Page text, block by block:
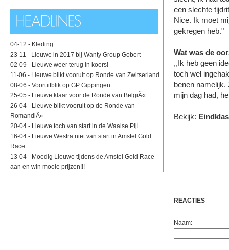
04-12 - Kleding
23-11 - Lieuwe in 2017 bij Wanty Group Gobert
02-09 - Lieuwe weer terug in koers!
11-06 - Lieuwe blikt vooruit op Ronde van Zwitserland
08-06 - Vooruitblik op GP Gippingen
25-05 - Lieuwe klaar voor de Ronde van BelgiÃ«
26-04 - Lieuwe blikt vooruit op de Ronde van
RomandiÃ«
20-04 - Lieuwe toch van start in de Waalse Pijl
16-04 - Lieuwe Westra niet van start in Amstel Gold
Race
13-04 - Moedig Lieuwe tijdens de Amstel Gold Race
aan en win mooie prijzen!!!
een slechte
Nice. Ik moet
gekregen heb."
Wat was de
,,Ik heb geen
toch wel
benen
mijn dag had,
Bekijk:
REACTIES
Naam: